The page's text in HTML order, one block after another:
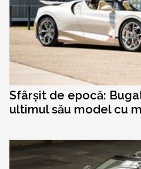
Sfârșit de epocă:
ultimul său model cu